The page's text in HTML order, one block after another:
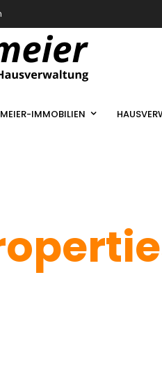
IMMOBILIEN